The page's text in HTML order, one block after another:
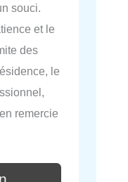
souci.
et le
des
le
remercie